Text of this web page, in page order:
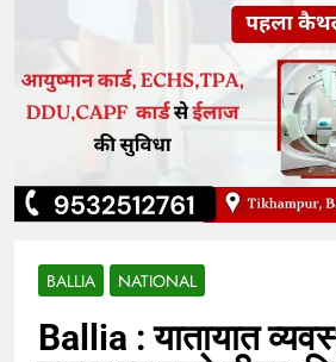
BALLIA NATIONAL
Ballia : यातायात